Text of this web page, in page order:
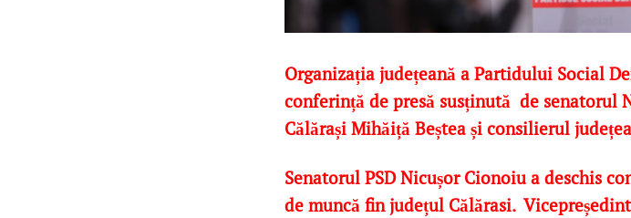
Organizația județeană a Partidului Social
conferință de presă susținută de senatorul
Călărași Mihăiță Beștea și consilierul
Senatorul PSD Nicușor Cionoiu a deschis
de muncă fin județul Călărasi.